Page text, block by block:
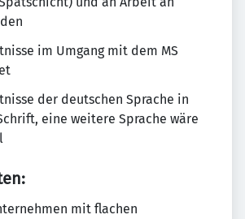
im Umgang mit dem MS
der deutschen Sprache in
eine weitere Sprache wäre
mit flachen